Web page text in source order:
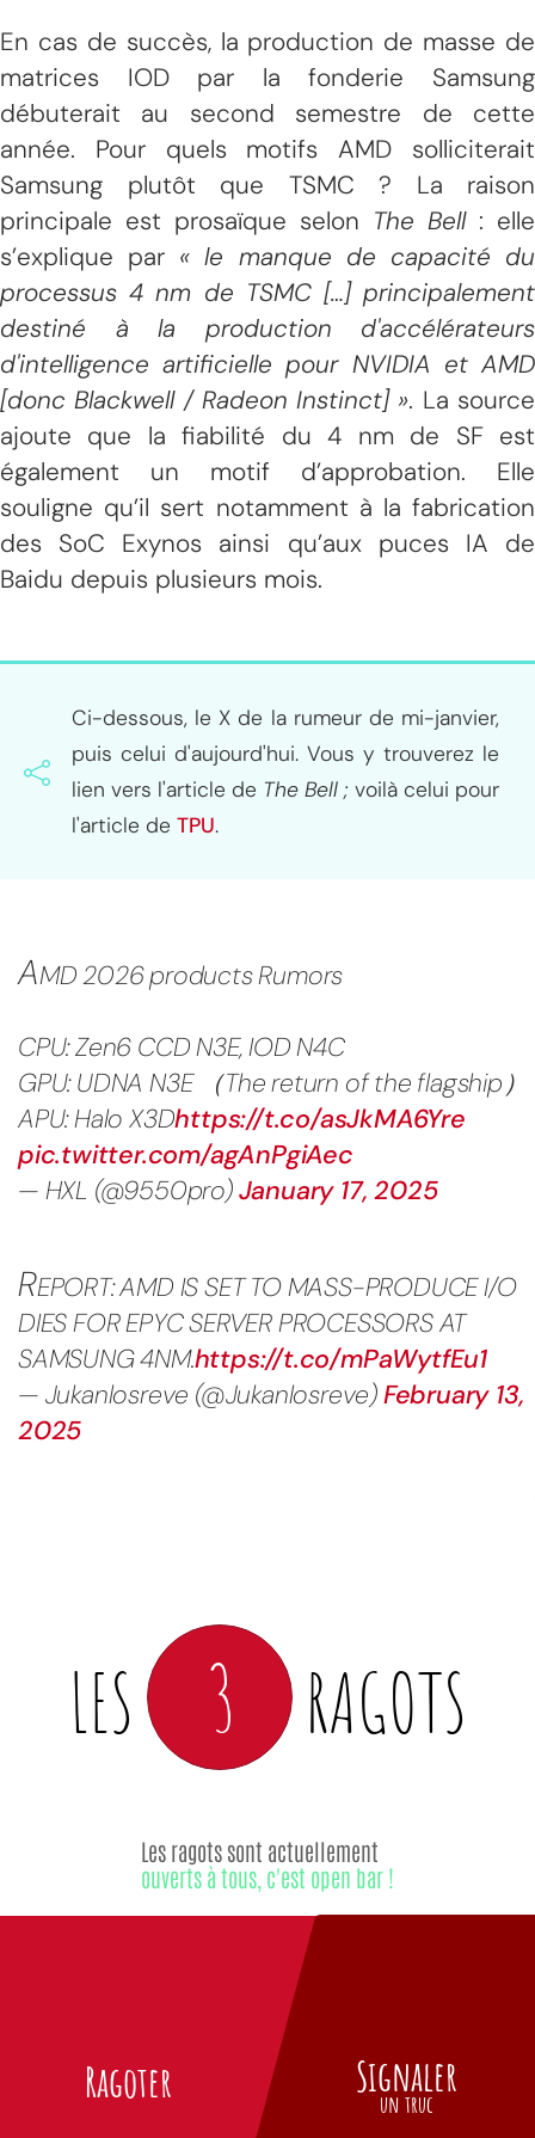
En cas de succès, la production de masse de
matrices IOD par la fonderie Samsung
débuterait au second semestre de cette
année. Pour quels motifs AMD solliciterait
Samsung plutôt que TSMC ? La raison
principale est prosaïque selon The Bell : elle
s’explique par « le manque de capacité du
processus 4 nm de TSMC […] principalement
destiné à la production d'accélérateurs
d'intelligence artificielle pour NVIDIA et AMD
[donc Blackwell / Radeon Instinct] ». La source
ajoute que la fiabilité du 4 nm de SF est
également un motif d’approbation. Elle
souligne qu’il sert notamment à la fabrication
des SoC Exynos ainsi qu’aux puces IA de
Baidu depuis plusieurs mois.
Ci-dessous, le X de la rumeur de mi-janvier,
puis celui d'aujourd'hui. Vous y trouverez le
lien vers l'article de The Bell ; voilà celui pour
l'article de TPU.
AMD 2026 products Rumors
CPU: Zen6 CCD N3E, IOD N4C
GPU: UDNA N3E （The return of the flagship）
APU: Halo X3Dhttps://t.co/asJkMA6Yre
pic.twitter.com/agAnPgiAec
— HXL (@9550pro)January 17, 2025
REPORT: AMD IS SET TO MASS-PRODUCE I/O
DIES FOR EPYC SERVER PROCESSORS AT
SAMSUNG 4NM.https://t.co/mPaWytfEu1
— Jukanlosreve (@Jukanlosreve)February 13,
2025
LES 3 RAGOTS
Ragoter
Les ragots sont actuellement
ouverts à tous, c'est open bar !
Signaler
un truc